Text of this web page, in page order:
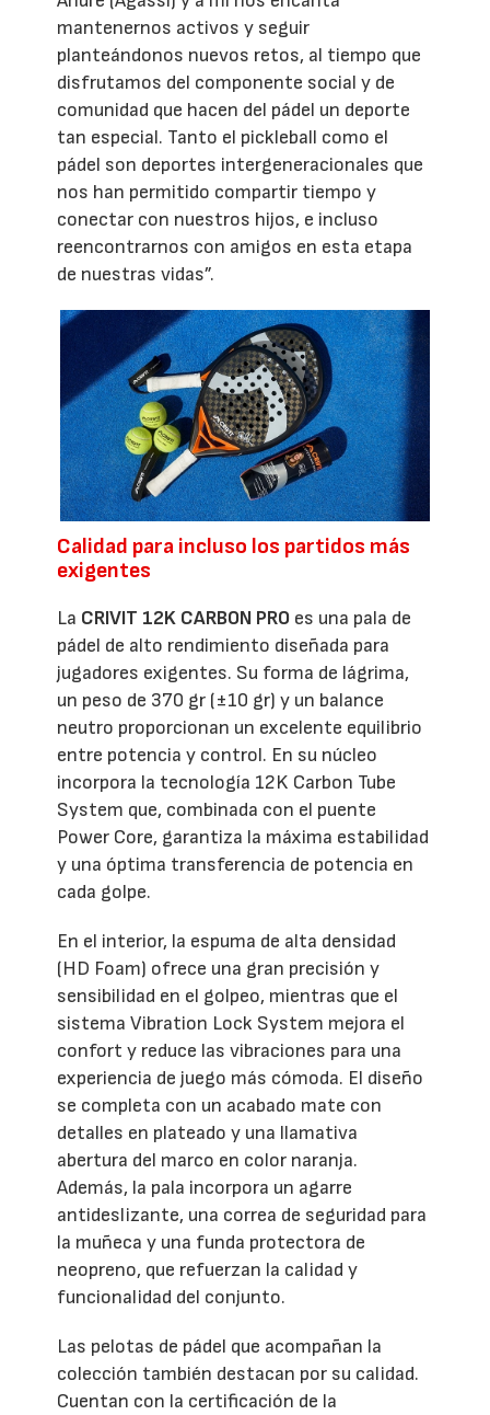
mantenernos activos y seguir
planteándonos nuevos retos, al tiempo que
disfrutamos del componente social y de
comunidad que hacen del pádel un deporte
tan especial. Tanto el pickleball como el
pádel son deportes intergeneracionales que
nos han permitido compartir tiempo y
conectar con nuestros hijos, e incluso
reencontrarnos con amigos en esta etapa
de nuestras vidas”.
Calidad para incluso los partidos más
exigentes
La CRIVIT 12K CARBON PRO es una pala de
pádel de alto rendimiento diseñada para
jugadores exigentes. Su forma de lágrima,
un peso de 370 gr (±10 gr) y un balance
neutro proporcionan un excelente equilibrio
entre potencia y control. En su núcleo
incorpora la tecnología 12K Carbon Tube
System que, combinada con el puente
Power Core, garantiza la máxima estabilidad
y una óptima transferencia de potencia en
cada golpe.
En el interior, la espuma de alta densidad
(HD Foam) ofrece una gran precisión y
sensibilidad en el golpeo, mientras que el
sistema Vibration Lock System mejora el
confort y reduce las vibraciones para una
experiencia de juego más cómoda. El diseño
se completa con un acabado mate con
detalles en plateado y una llamativa
abertura del marco en color naranja.
Además, la pala incorpora un agarre
antideslizante, una correa de seguridad para
la muñeca y una funda protectora de
neopreno, que refuerzan la calidad y
funcionalidad del conjunto.
Las pelotas de pádel que acompañan la
colección también destacan por su calidad.
Cuentan con la certificación de la